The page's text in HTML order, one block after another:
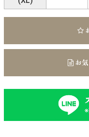
お気
※